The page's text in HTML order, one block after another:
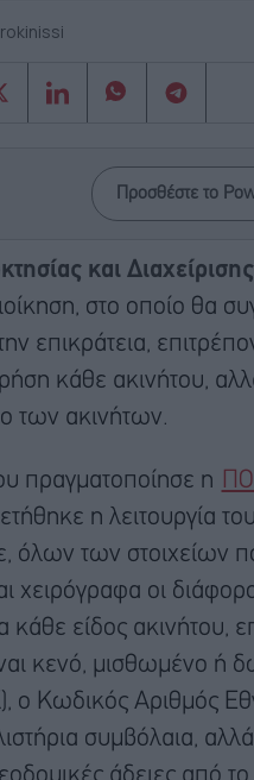
Προσθέστε το
και Διαχείρισης
στο οποίο θα
επικράτεια,
κάθε ακινήτου,
των ακινήτων.
πραγματοποίησε η
η λειτουργία
όλων των στοιχείων
χειρόγραφα οι
κάθε είδος ακινήτου,
κενό, μισθωμένο
ο Κωδικός Αριθμός
συμβόλαια,